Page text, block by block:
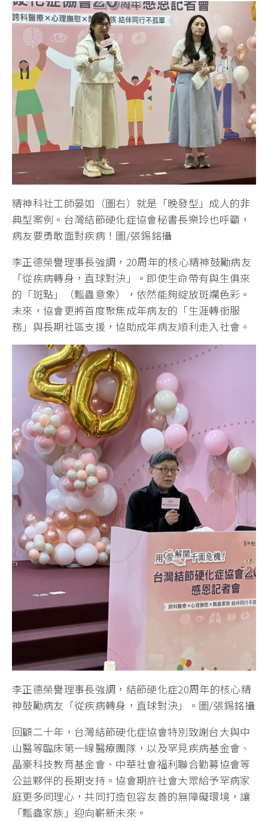
精神科社工師晏如（圖右）就是「晚發型」成人的非
典型案例。台灣結節硬化症協會秘書長樂玲也呼籲，
病友要勇敢面對疾病！圖/張錫銘攝
李正德榮譽理事長強調，20周年的核心精神鼓勵病友
「從疾病轉身，直球對決」。即使生命帶有與生俱來
的「斑點」（瓢蟲意象），依然能夠綻放斑斕色彩。
未來，協會更將首度聚焦成年病友的「生涯轉銜服
務」與長期社區支援，協助成年病友順利走入社會。
李正德榮譽理事長強調，結節硬化症20周年的核心精
神鼓勵病友「從疾病轉身，直球對決」。圖/張錫銘攝
回顧二十年，台灣結節硬化症協會特別致謝台大與中
山醫等臨床第一線醫療團隊，以及罕見疾病基金會、
晶豪科技教育基金會、中華社會福利聯合勸募協會等
公益夥伴的長期支持。協會期許社會大眾給予罕病家
庭更多同理心，共同打造包容友善的無障礙環境，讓
「瓢蟲家族」迎向嶄新未來。